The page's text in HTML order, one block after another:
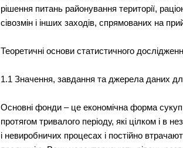
рішення питань районування території,
сівозмін і інших заходів, спрямованих на
Теоретичні основи статистичного
1.1 Значення, завдання та джерела даних
Основні фонди – це економічна форма
протягом тривалого періоду, які цілком і в
і невиробничих процесах і постійно